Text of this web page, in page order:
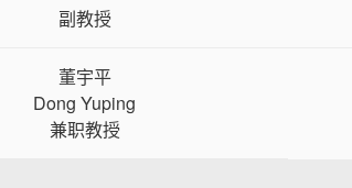
副教授
董宇平
Dong Yuping
兼职教授